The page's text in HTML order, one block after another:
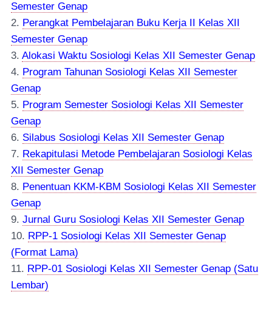
Semester Genap
2. Perangkat Pembelajaran Buku Kerja II Kelas XII
Semester Genap
3. Alokasi Waktu Sosiologi Kelas XII Semester Genap
4. Program Tahunan Sosiologi Kelas XII Semester
Genap
5. Program Semester Sosiologi Kelas XII Semester
Genap
6. Silabus Sosiologi Kelas XII Semester Genap
7. Rekapitulasi Metode Pembelajaran Sosiologi Kelas
XII Semester Genap
8. Penentuan KKM-KBM Sosiologi Kelas XII Semester
Genap
9. Jurnal Guru Sosiologi Kelas XII Semester Genap
10. RPP-1 Sosiologi Kelas XII Semester Genap
(Format Lama)
11. RPP-01 Sosiologi Kelas XII Semester Genap (Satu
Lembar)